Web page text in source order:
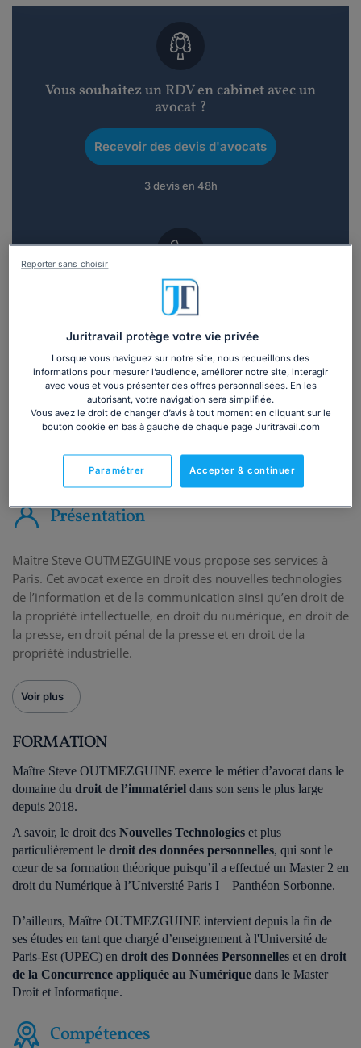
Vous souhaitez un RDV en cabinet avec un
avocat ?
Recevoir des devis d'avocats
3 devis en 48h
Vous souhaitez une consultation par
téléphone ?
Consulter immédiatement
ou appelez le01 75 75 42 33(8h à 21h du lundi au
vendredi)
Vous êtes avocat ?
Présentation
Maître Steve OUTMEZGUINE vous propose ses services à
Paris. Cet avocat exerce en droit des nouvelles technologies
de l’information et de la communication ainsi qu’en droit de
la propriété intellectuelle, en droit du numérique, en droit de
la presse, en droit pénal de la presse et en droit de la
propriété industrielle.
Voir plus
FORMATION
Maître Steve OUTMEZGUINE exerce le métier d’avocat dans le
domaine du droit de l’immatériel dans son sens le plus large
depuis 2018.
A savoir, le droit des Nouvelles Technologies et plus
particulièrement le droit des données personnelles, qui sont le
cœur de sa formation théorique puisqu’il a effectué un Master 2 en
droit du Numérique à l’Université Paris I – Panthéon Sorbonne.
D’ailleurs, Maître OUTMEZGUINE intervient depuis la fin de
ses études en tant que chargé d’enseignement à l'Université de
Paris-Est (UPEC) en droit des Données Personnelles et en droit
de la Concurrence appliquée au Numérique dans le Master
Droit et Informatique.
Compétences
Juritravail protège votre vie privée
Lorsque vous naviguez sur notre site, nous recueillons des
informations pour mesurer l’audience, améliorer notre site, interagir
avec vous et vous présenter des offres personnalisées. En les
autorisant, votre navigation sera simplifiée.
Vous avez le droit de changer d’avis à tout moment en cliquant sur le
bouton cookie en bas à gauche de chaque page Juritravail.com
Accepter & continuer
Paramétrer
Reporter sans choisir